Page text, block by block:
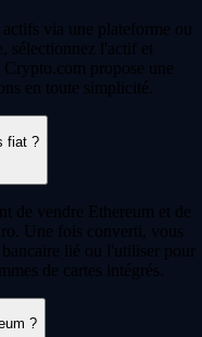
via une plateforme ou
sélectionnez l'actif et
propose une
en toute simplicité.
fiat ?
de vendre Ethereum et de
Une fois converti, vous
lié ou l'utiliser pour
de cartes intégrés.
?